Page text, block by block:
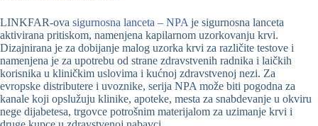
LINKFAR-ova sigurnosna lanceta – NPA je sigurnosna lanceta
aktivirana pritiskom, namenjena kapilarnom uzorkovanju krvi.
Dizajnirana je za dobijanje malog uzorka krvi za različite testove i
namenjena je za upotrebu od strane zdravstvenih radnika i laičkih
korisnika u kliničkim uslovima i kućnoj zdravstvenoj nezi. Za
evropske distributere i uvoznike, serija NPA može biti pogodna za
kanale koji opslužuju klinike, apoteke, mesta za snabdevanje u okviru
nege dijabetesa, trgovce potrošnim materijalom za uzimanje krvi i